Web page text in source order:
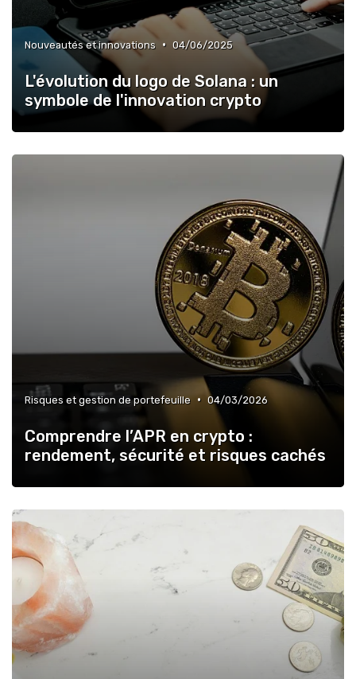
Nouveautés et innovations • 04/06/2025
L'évolution du logo de Solana : un
symbole de l'innovation crypto
Risques et gestion de portefeuille • 04/03/2026
Comprendre l’APR en crypto :
rendement, sécurité et risques cachés